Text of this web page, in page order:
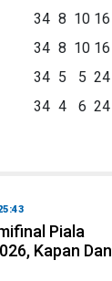
34 8 10 16
34 8 10 16
34 5 5 24
34 4 6 24
Piala
Kapan Dan